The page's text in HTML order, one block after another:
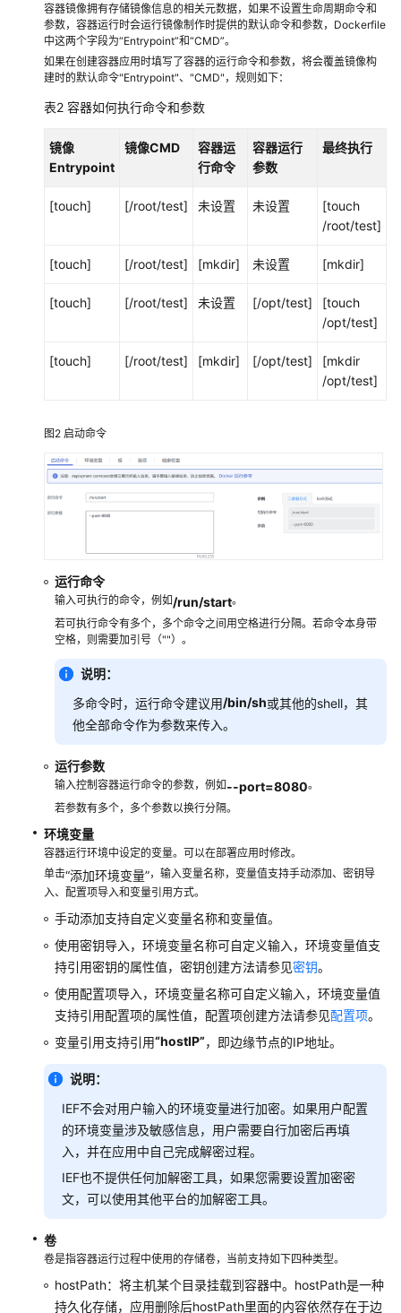
节
点
管
理
端
设
管
容
应
理
应
用
应
亲
和
与
反
亲
和
调
度
配
置
钥
加
密
数
健
康
检
查
配
置
说
应
格
边
容器镜像拥有存储镜像信息的相关元数据，如果不设置生命周期命令和
参数，容器运行时会运行镜像制作时提供的默认命令和参数，Dockerfile
中这两个字段为“Entrypoint”和“CMD”。
如果在创建容器应用时填写了容器的运行命令和参数，将会覆盖镜像构
建时的默认命令"Entrypoint"、"CMD"，规则如下：
表2 容器如何执行命令和参数
镜像
Entrypoint
镜像CMD
容器运
行命令
容器运行
参数
最终执行
[touch] [/root/test] 未设置 未设置
[touch
/root/test]
[touch] [/root/test] [mkdir] 未设置 [mkdir]
[touch] [/root/test] 未设置 [/opt/test]
[touch
/opt/test]
[touch] [/root/test] [mkdir] [/opt/test]
[mkdir
/opt/test]
图2 启动命令
运行命令
输入可执行的命令，例如 /run/start。
若可执行命令有多个，多个命令之间用空格进行分隔。若命令本身带
空格，则需要加引号（""）。
说明：
多命令时，运行命令建议用/bin/sh或其他的shell，其
他全部命令作为参数来传入。
运行参数
输入控制容器运行命令的参数，例如 --port=8080。
若参数有多个，多个参数以换行分隔。
环境变量
容器运行环境中设定的变量。可以在部署应用时修改。
单击“添加环境变量”，输入变量名称，变量值支持手动添加、密钥导
入、配置项导入和变量引用方式。
手动添加支持自定义变量名称和变量值。
使用密钥导入，环境变量名称可自定义输入，环境变量值支
持引用密钥的属性值，密钥创建方法请参见密钥。
使用配置项导入，环境变量名称可自定义输入，环境变量值
支持引用配置项的属性值，配置项创建方法请参见配置项。
变量引用支持引用“hostIP”，即边缘节点的IP地址。
说明：
IEF不会对用户输入的环境变量进行加密。如果用户配置
的环境变量涉及敏感信息，用户需要自行加密后再填
入，并在应用中自己完成解密过程。
IEF也不提供任何加解密工具，如果您需要设置加密密
文，可以使用其他平台的加解密工具。
卷
卷是指容器运行过程中使用的存储卷，当前支持如下四种类型。
hostPath：将主机某个目录挂载到容器中。hostPath是一种
持久化存储，应用删除后hostPath里面的内容依然存在于边